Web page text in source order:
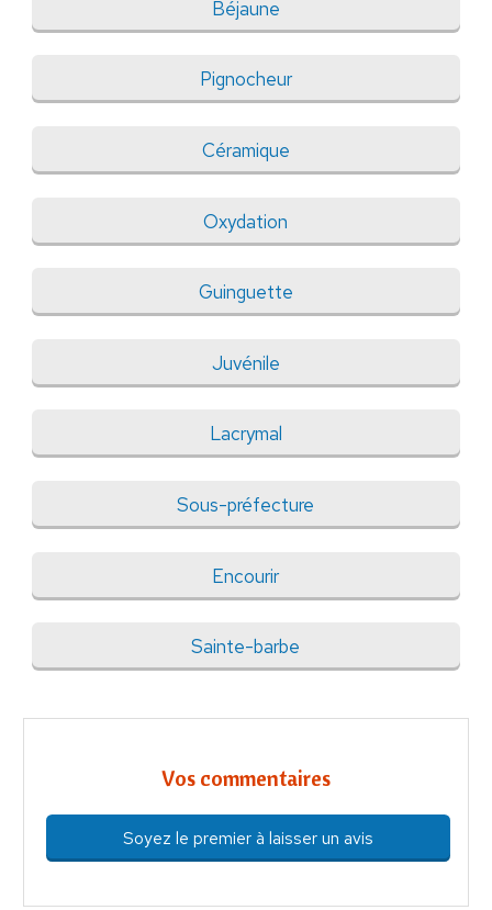
Béjaune
Pignocheur
Céramique
Oxydation
Guinguette
Juvénile
Lacrymal
Sous-préfecture
Encourir
Sainte-barbe
Vos commentaires
Soyez le premier à laisser un avis